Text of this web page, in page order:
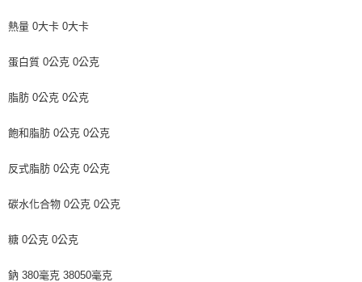
熱量 0大卡 0大卡
蛋白質 0公克 0公克
脂肪 0公克 0公克
飽和脂肪 0公克 0公克
反式脂肪 0公克 0公克
碳水化合物 0公克 0公克
糖 0公克 0公克
鈉 380毫克 38050毫克